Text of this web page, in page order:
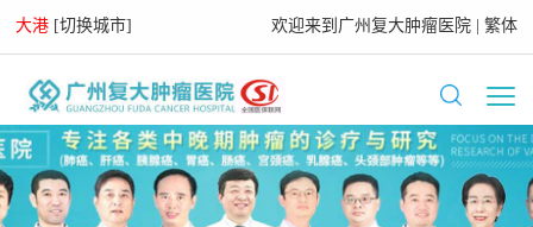
大港 [切换城市] 欢迎来到 广州复大肿瘤医院| 繁体